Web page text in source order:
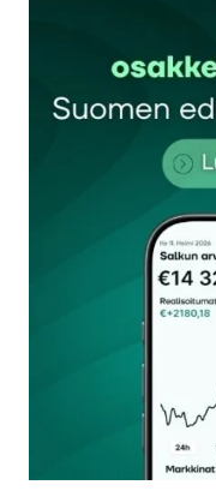
kentät on merkitty
Kommentti*
Nimesi tai